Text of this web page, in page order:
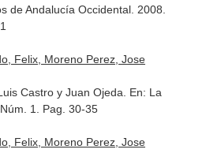
de Andalucía Occidental. 2008.
Felix, Moreno Perez, Jose
Castro y Juan Ojeda. En: La
Núm. 1. Pag. 30-35
Felix, Moreno Perez, Jose